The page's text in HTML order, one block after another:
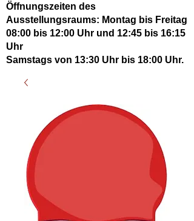
Öffnungszeiten des
Ausstellungsraums: Montag bis Freitag
08:00 bis 12:00 Uhr und 12:45 bis 16:15
Uhr
Samstags von 13:30 Uhr bis 18:00 Uhr.